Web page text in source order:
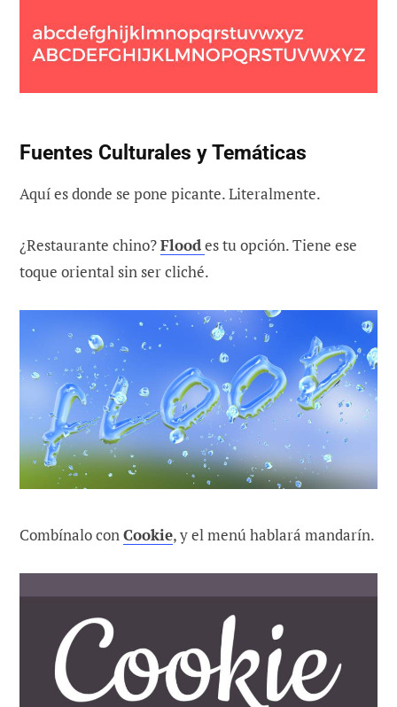
Fuentes Culturales y Temáticas
Aquí es donde se pone picante. Literalmente.
¿Restaurante chino?Floodes tu opción. Tiene ese
toque oriental sin ser cliché.
Combínalo conCookie, y el menú hablará mandarín.